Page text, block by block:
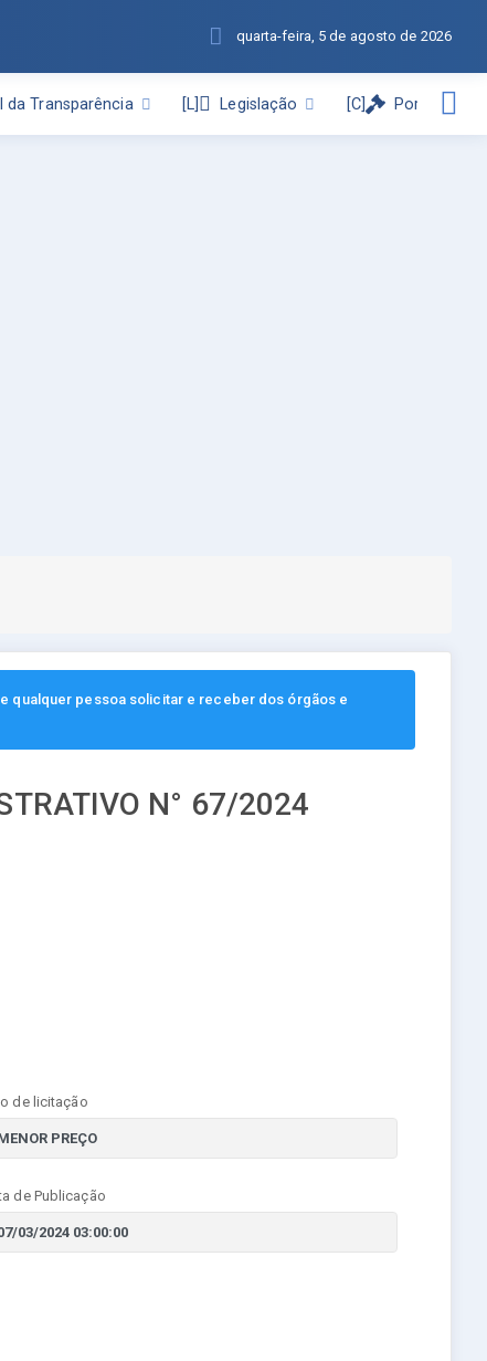
da Transparência Legislação Portal de
quarta-feira, 5 de agosto de 2026
qualquer pessoa solicitar e receber dos órgãos e
N° 67/2024
de licitação
de Publicação